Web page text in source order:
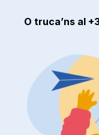
O truca’ns al